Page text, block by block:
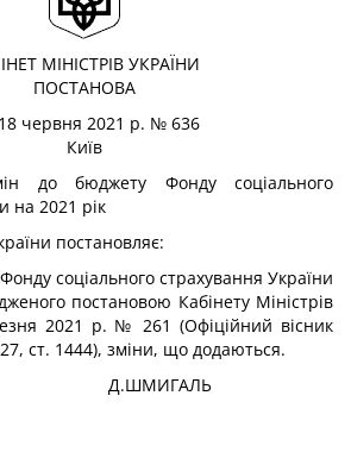
МІНІСТРІВ УКРАЇНИ
ПОСТАНОВА
18 червня 2021 р. № 636
Київ
до бюджету Фонду соціального
на 2021 рік
постановляє:
соціального страхування України
постановою Кабінету Міністрів
2021 р. № 261 (Офіційний вісник
ст. 1444), зміни, що додаються.
Д.ШМИГАЛЬ